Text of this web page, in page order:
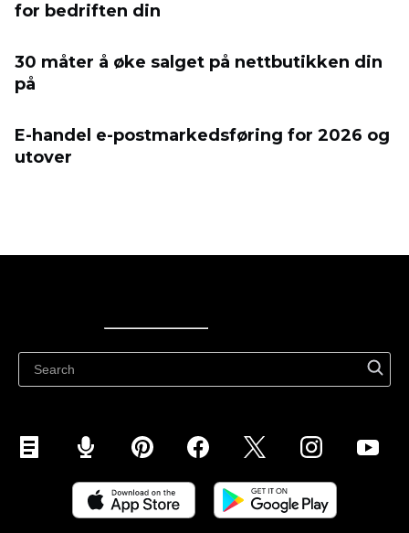
for bedriften din
30 måter å øke salget på nettbutikken din
på
E-handel e-postmarkedsføring for 2026 og
utover